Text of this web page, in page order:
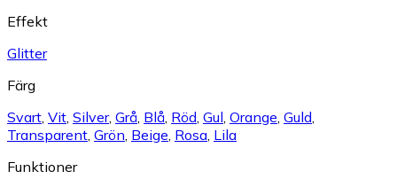
Effekt
Glitter
Färg
Svart, Vit, Silver, Grå, Blå, Röd, Gul, Orange, Guld,
Transparent, Grön, Beige, Rosa, Lila
Funktioner